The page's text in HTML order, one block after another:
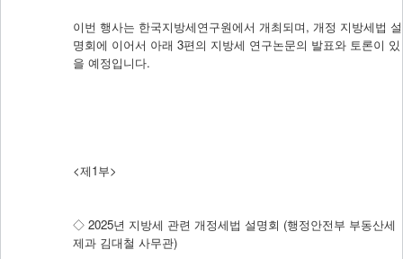
Membership
이번 행사는 한국지방세연구원에서 개최되며, 개정 지방세법 설
명회에 이어서 아래 3편의 지방세 연구논문의 발표와 토론이 있
을 예정입니다.
<제1부>
◇ 2025년 지방세 관련 개정세법 설명회 (행정안전부 부동산세
제과 김대철 사무관)